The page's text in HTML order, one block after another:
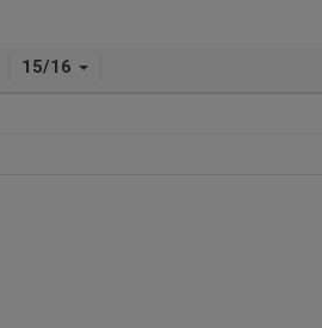
15/16